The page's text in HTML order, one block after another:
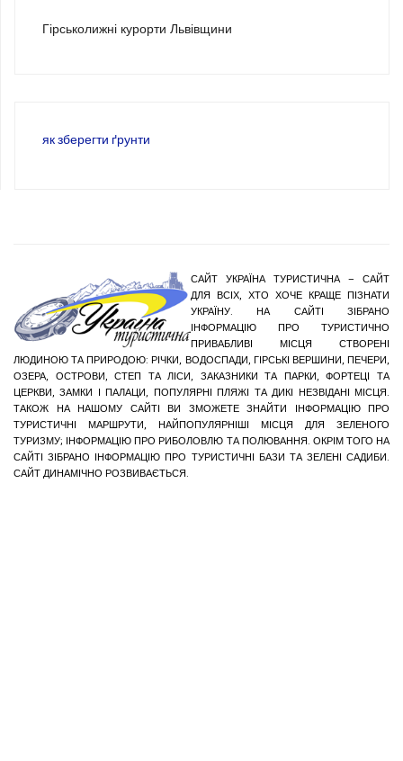
Гірськолижні курорти Львівщини
як зберегти ґрунти
САЙТ УКРАЇНА ТУРИСТИЧНА – САЙТ
ДЛЯ ВСІХ, ХТО ХОЧЕ КРАЩЕ ПІЗНАТИ
УКРАЇНУ. НА САЙТІ ЗІБРАНО
ІНФОРМАЦІЮ ПРО ТУРИСТИЧНО
ПРИВАБЛИВІ МІСЦЯ СТВОРЕНІ
ЛЮДИНОЮ ТА ПРИРОДОЮ: РІЧКИ, ВОДОСПАДИ, ГІРСЬКІ ВЕРШИНИ, ПЕЧЕРИ,
ОЗЕРА, ОСТРОВИ, СТЕП ТА ЛІСИ, ЗАКАЗНИКИ ТА ПАРКИ, ФОРТЕЦІ ТА
ЦЕРКВИ, ЗАМКИ І ПАЛАЦИ, ПОПУЛЯРНІ ПЛЯЖІ ТА ДИКІ НЕЗВІДАНІ МІСЦЯ.
ТАКОЖ НА НАШОМУ САЙТІ ВИ ЗМОЖЕТЕ ЗНАЙТИ ІНФОРМАЦІЮ ПРО
ТУРИСТИЧНІ МАРШРУТИ, НАЙПОПУЛЯРНІШІ МІСЦЯ ДЛЯ ЗЕЛЕНОГО
ТУРИЗМУ; ІНФОРМАЦІЮ ПРО РИБОЛОВЛЮ ТА ПОЛЮВАННЯ. ОКРІМ ТОГО НА
САЙТІ ЗІБРАНО ІНФОРМАЦІЮ ПРО ТУРИСТИЧНІ БАЗИ ТА ЗЕЛЕНІ САДИБИ.
САЙТ ДИНАМІЧНО РОЗВИВАЄТЬСЯ.